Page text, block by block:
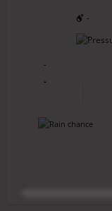
-
-
-
-
-